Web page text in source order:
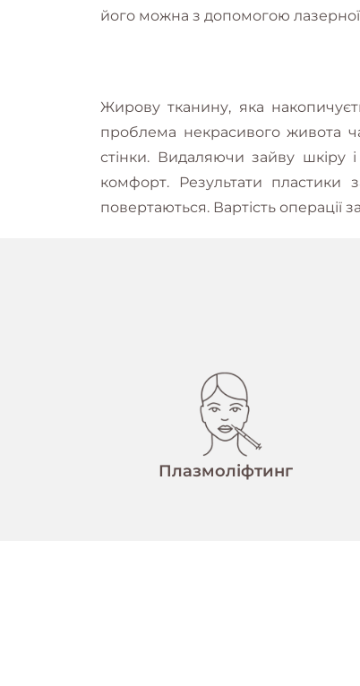
його можна з допомогою
Жирову тканину, яка
проблема некрасивого живота
стінки. Видаляючи зайву шкіру
комфорт. Результати пластики
повертаються. Вартість операції
Плазмоліфтинг